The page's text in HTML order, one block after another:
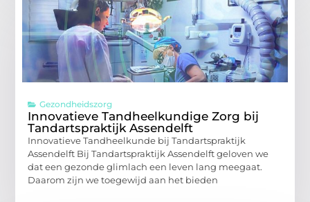
Gezondheidszorg
Innovatieve Tandheelkundige Zorg bij
Tandartspraktijk Assendelft
Innovatieve Tandheelkunde bij Tandartspraktijk
Assendelft Bij Tandartspraktijk Assendelft geloven we
dat een gezonde glimlach een leven lang meegaat.
Daarom zijn we toegewijd aan het bieden